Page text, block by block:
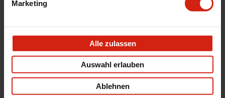
Marketing
Alle zulassen
Auswahl erlauben
Ablehnen
Bestellt vor 16:00 Uhr
Nicht zufrieden?
Du hast immer eine 14-tägige Rückgabefrist um deine
Bestellung zurück zu geben.
Professioneller Rat nötig?
Starte einen Livechat oder sende eine Email an